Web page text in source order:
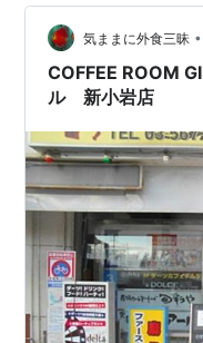
のドリンクはホット
八 東新小岩店 オムラ
ライス とよ八 東新小
気ままに外食三昧 •
COFFEE ROOM
ル 新小岩店